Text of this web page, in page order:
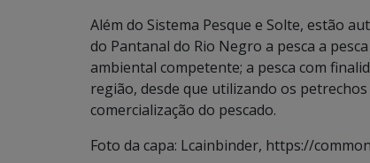
Além do Sistema Pesque e Solte, estão
do Pantanal do Rio Negro a pesca a
ambiental competente; a pesca com
região, desde que utilizando os
comercialização do pescado.
Foto da capa: Lcainbinder, https://